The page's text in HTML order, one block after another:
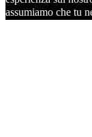
assumiamo che tu